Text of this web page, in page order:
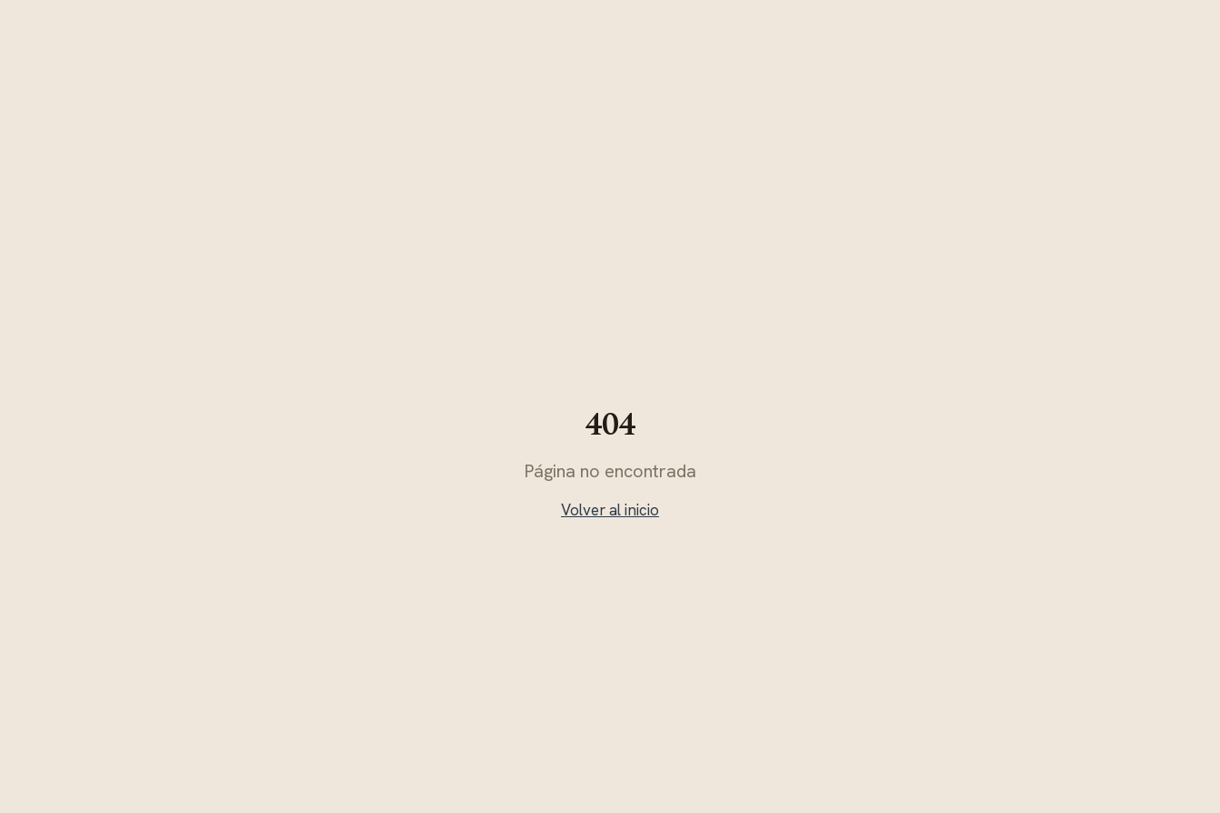
404
Página no encontrada
Volver al inicio